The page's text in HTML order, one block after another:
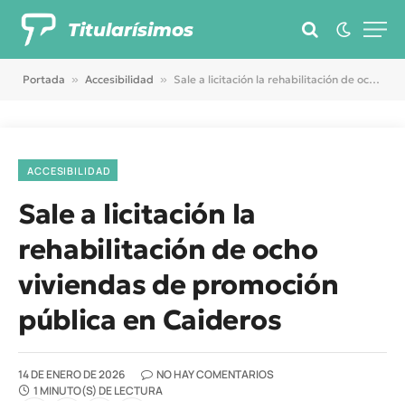
Titularísimos
Portada » Accesibilidad » Sale a licitación la rehabilitación de ocho viviendas de promoción pública en Caideros
ACCESIBILIDAD
Sale a licitación la
rehabilitación de ocho
viviendas de promoción
pública en Caideros
14 DE ENERO DE 2026
NO HAY COMENTARIOS
1 MINUTO(S) DE LECTURA